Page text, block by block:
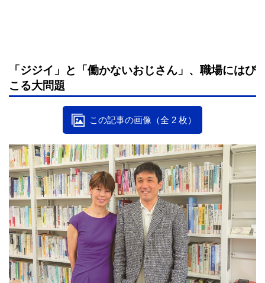
「ジジイ」と「働かないおじさん」、職場にはび
こる大問題
この記事の画像（全 2 枚）